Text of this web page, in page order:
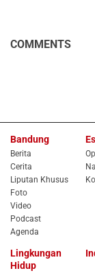
COMMENTS
Bandung
Berita
Cerita
Liputan Khusus
Foto
Video
Podcast
Agenda
Lingkungan
Hidup